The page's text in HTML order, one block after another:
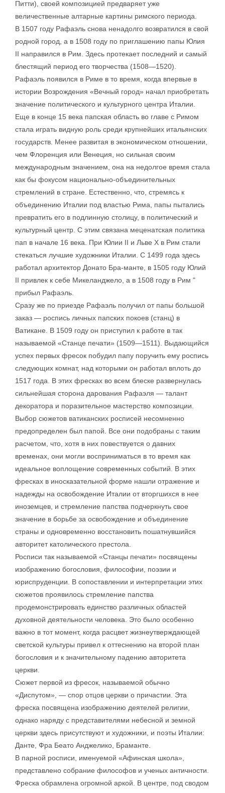
Питти), своей композицией предваряет уже
величественные алтарные картины римского периода.
В 1507 году Рафаэль снова ненадолго возвратился в свой
родной город, а в 1508 году по приглашению папы Юлия
II направился в Рим. Здесь протекает последний и самый
блестящий период его творчества (1508—1520).
Рафаэль появился в Риме в то время, когда впервые в
истории Возрождения «Вечный город» начал приобретать
значение политического и культурного центра Италии.
Еще в конце 15 века папская область во главе с Римом
стала играть видную роль среди крупнейших итальянских
государств. Менее развитая в экономическом отношении,
чем Флоренция или Венеция, но сильная своим
международным значением, она на недолгое время стала
как бы фокусом национально-объединительных
стремлений в стране. Естественно, что, стремясь к
объединению Италии под властью Рима, папы пытались
превратить его в подлинную столицу, в политический и
культурный центр. С этим связана меценатская политика
пап в начале 16 века. При Юлии II и Льве X в Рим стали
стекаться лучшие художники Италии. С 1499 года здесь
работал архитектор Донато Бра-манте, в 1505 году Юлий
II привлек к себе Микеланджело, а в 1508 году в Рим "
прибыл Рафаэль.
Сразу же по приезде Рафаэль получил от папы большой
заказ — роспись личных папских покоев (станц) в
Ватикане. В 1509 году он приступил к работе в так
называемой «Станце печати» (1509—1511). Выдающийся
успех первых фресок побудил папу поручить ему роспись
следующих комнат, над которыми он работал вплоть до
1517 года. В этих фресках во всем блеске развернулась
сильнейшая сторона дарования Рафаэля — талант
декоратора и поразительное мастерство композиции.
Выбор сюжетов ватиканских росписей несомненно
предопределен был папой. Все они подобраны с таким
расчетом, что, хотя в них повествуется о давних
временах, они могли восприниматься в то время как
идеальное воплощение современных событий. В этих
фресках в иносказательной форме нашли отражение и
надежды на освобождение Италии от вторгшихся в нее
иноземцев, и стремление папства подчеркнуть свое
значение в борьбе за освобождение и объединение
страны и одновременно восстановить пошатнувшийся
авторитет католического престола.
Росписи так называемой «Станцы печати» посвящены
изображению богословия, философии, поэзии и
юриспруденции. В сопоставлении и интерпретации этих
сюжетов проявилось стремление папства
продемонстрировать единство различных областей
духовной деятельности человека. Это было особенно
важно в тот момент, когда расцвет жизнеутверждающей
светской культуры привел к оттеснению на второй план
богословия и к значительному падению авторитета
церкви.
Сюжет первой из фресок, называемой обычно
«Диспутом», — спор отцов церкви о причастии. Эта
фреска посвящена изображению деятелей религии,
однако наряду с представителями небесной и земной
церкви здесь присутствуют и художники, и поэты Италии:
Данте, Фра Беато Анджелико, Браманте.
В парной росписи, именуемой «Афинская школа»,
представлено собрание философов и ученых античности.
Фреска обрамлена огромной аркой. В центре, под сводом